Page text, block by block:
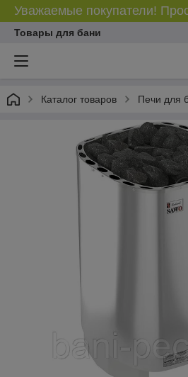
Уважаемые покупатели!
Товары для бани
Каталог товаров Печи для